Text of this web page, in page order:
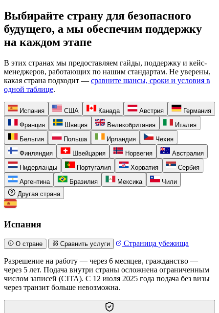
Выбирайте страну для безопасного
будущего, а мы обеспечим поддержку
на каждом этапе
В этих странах мы предоставляем гайды, поддержку и кейс-
менеджеров, работающих по нашим стандартам. Не уверены,
какая страна подходит — сравните шансы, сроки и условия в
одной таблице.
Испания США Канада Австрия
Германия
Франция
Швеция Великобритания
Италия
Бельгия
Польша Ирландия
Чехия
Финляндия
Швейцария Норвегия
Австралия
Нидерланды
Португалия Хорватия
Сербия
Аргентина
Бразилия Мексика
Чили
Другая страна
Испания
О стране Сравнить услуги Страница убежища
Разрешение на работу — через 6 месяцев, гражданство —
через 5 лет. Подача внутри страны осложнена ограниченным
числом записей (CITA). С 12 июля 2025 года подача без визы
через транзит больше невозможна.